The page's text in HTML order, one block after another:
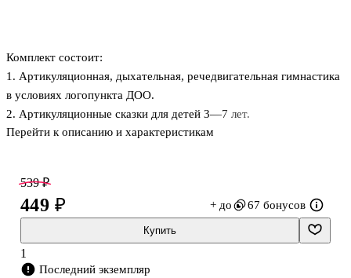
Комплект состоит:
1. Артикуляционная, дыхательная, речедвигательная гимнастика
в условиях логопункта ДОО.
2. Артикуляционные сказки для детей 3—7 лет.
Перейти к описанию и характеристикам
539 ₽
449 ₽ + до 67 бонусов
Купить
1
Последний экземпляр